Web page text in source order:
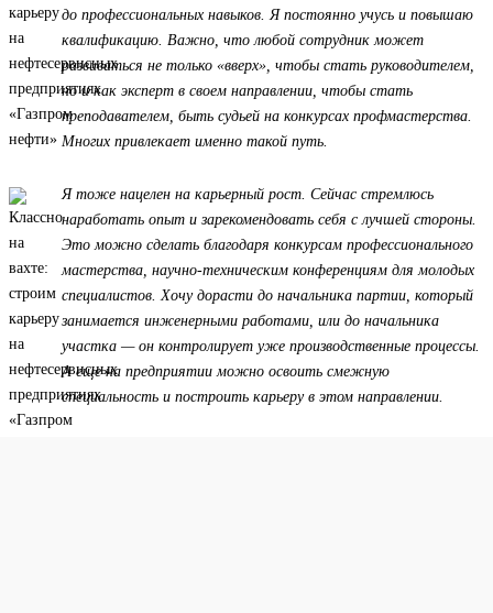
до профессиональных навыков. Я постоянно учусь и повышаю
квалификацию. Важно, что любой сотрудник может
развиваться не только «вверх», чтобы стать руководителем,
но и как эксперт в своем направлении, чтобы стать
преподавателем, быть судьей на конкурсах профмастерства.
Многих привлекает именно такой путь.
Я тоже нацелен на карьерный рост. Сейчас стремлюсь
наработать опыт и зарекомендовать себя с лучшей стороны.
Это можно сделать благодаря конкурсам профессионального
мастерства, научно-техническим конференциям для молодых
специалистов. Хочу дорасти до начальника партии, который
занимается инженерными работами, или до начальника
участка — он контролирует уже производственные процессы.
А еще на предприятии можно освоить смежную
специальность и построить карьеру в этом направлении.